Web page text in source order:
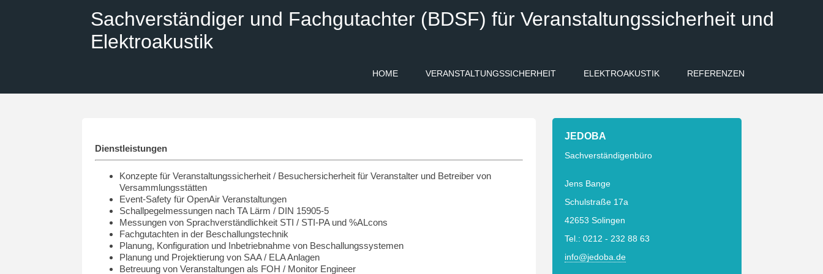
Sachverständiger und Fachgutachter (BDSF) für Veranstaltungssicherheit und
Elektroakustik
HOME VERANSTALTUNGSSICHERHEIT ELEKTROAKUSTIK REFERENZEN
Dienstleistungen
Konzepte für Veranstaltungssicherheit / Besuchersicherheit für Veranstalter und Betreiber von
Versammlungsstätten
Event-Safety für OpenAir Veranstaltungen
Schallpegelmessungen nach TA Lärm / DIN 15905-5
Messungen von Sprachverständlichkeit STI / STI-PA und %ALcons
Fachgutachten in der Beschallungstechnik
Planung, Konfiguration und Inbetriebnahme von Beschallungssystemen
Planung und Projektierung von SAA / ELA Anlagen
Betreuung von Veranstaltungen als FOH / Monitor Engineer
JEDOBA
Sachverständigenbüro
Jens Bange
Schulstraße 17a
42653 Solingen
Tel.: 0212 - 232 88 63
info@jedoba.de